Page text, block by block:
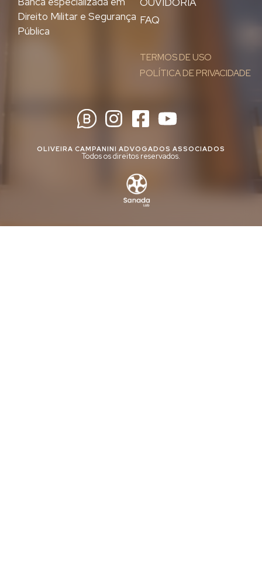
FAQ
TERMOS DE USO
POLÍTICA DE PRIVACIDADE
Direito Militar e Segurança
Pública
OLIVEIRA CAMPANINI ADVOGADOS ASSOCIADOS
Todos os direitos reservados.